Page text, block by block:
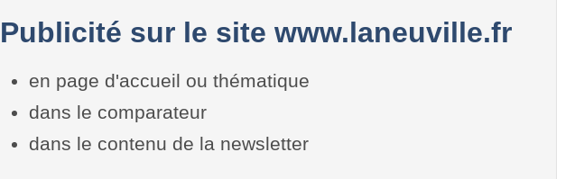
Publicité sur le site www.laneuville.fr
en page d'accueil ou thématique
dans le comparateur
dans le contenu de la newsletter